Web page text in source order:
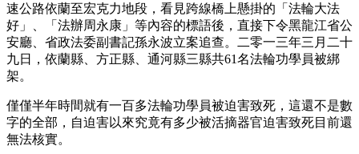
速公路依蘭至宏克力地段，看見跨線橋上懸掛的「法輪大法
好」、「法辦周永康」等內容的標語後，直接下令黑龍江省公
安廳、省政法委副書記孫永波立案追查。二零一三年三月二十
九日，依蘭縣、方正縣、通河縣三縣共61名法輪功學員被綁
架。
僅僅半年時間就有一百多法輪功學員被迫害致死，這還不是數
字的全部，自迫害以來究竟有多少被活摘器官迫害致死目前還
無法核實。